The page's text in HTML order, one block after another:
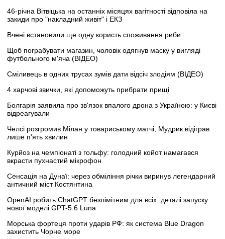
46-річна Вітвіцька на останніх місяцях вагітності відповіла на
закиди про "накладний живіт" і ЕКЗ
Вчені встановили ще одну користь споживання риби
Щоб пограбувати магазин, чоловік одягнув маску у вигляді
футбольного м'яча (ВІДЕО)
Сміливець в одних трусах зумів дати відсіч злодіям (ВІДЕО)
4 харчові звички, які допоможуть прибрати прищі
Болгарія заявила про зв'язок впалого дрона з Україною: у Києві
відреагували
Челсі розгромив Мілан у товариському матчі, Мудрик відіграв
лише п'ять хвилин
Курйоз на чемпіонаті з гольфу: голодний койот намагався
вкрасти пухнастий мікрофон
Сенсація на Дунаї: через обміління річки виринув легендарний
античний міст Костянтина
OpenAI робить ChatGPT безлімітним для всіх: деталі запуску
нової моделі GPT-5.6 Luna
Морська фортеця проти ударів РФ: як система Blue Dragon
захистить Чорне море